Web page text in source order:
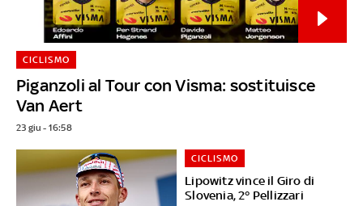
Piganzoli al Tour con Visma: sostituisce
Van Aert
CICLISMO
23 giu - 16:58
Lipowitz vince il Giro di
Slovenia, 2° Pellizzari
CICLISMO